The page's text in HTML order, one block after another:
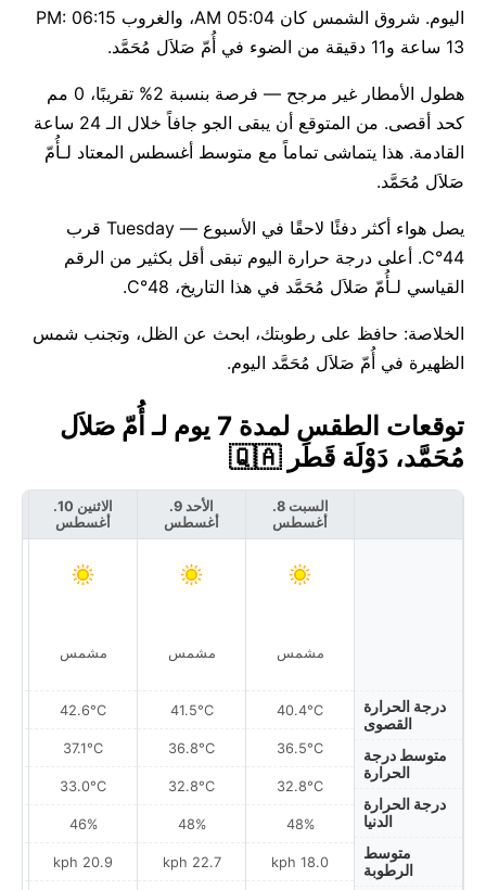
اليوم. شروق الشمس كان 05:04 AM، والغروب 06:15 PM:
13 ساعة و11 دقيقة من الضوء في أُمّ صَلاَل مُحَمَّد.
هطول الأمطار غير مرجح — فرصة بنسبة 2% تقريبًا، 0 مم
كحد أقصى. من المتوقع أن يبقى الجو جافاً خلال الـ 24 ساعة
القادمة. هذا يتماشى تماماً مع متوسط أغسطس المعتاد لـأُمّ
صَلاَل مُحَمَّد.
يصل هواء أكثر دفئًا لاحقًا في الأسبوع — Tuesday قرب
44°C. أعلى درجة حرارة اليوم تبقى أقل بكثير من الرقم
القياسي لـأُمّ صَلاَل مُحَمَّد في هذا التاريخ، 48°C.
الخلاصة: حافظ على رطوبتك، ابحث عن الظل، وتجنب شمس
الظهيرة في أُمّ صَلاَل مُحَمَّد اليوم.
توقعات الطقس لمدة 7 يوم لـ أُمّ صَلاَل
مُحَمَّد، دَوْلَة قَطَر 🇶🇦
درجة الحرارة
القصوى
متوسط درجة
الحرارة
درجة الحرارة
الدنيا
متوسط
الرطوبة
السبت 8.
أغسطس
مشمس
40.4°C
36.5°C
32.8°C
48%
18.0 kph
الأحد 9.
أغسطس
مشمس
41.5°C
36.8°C
32.8°C
48%
22.7 kph
الاثنين 10.
أغسطس
مشمس
42.6°C
37.1°C
33.0°C
46%
20.9 kph